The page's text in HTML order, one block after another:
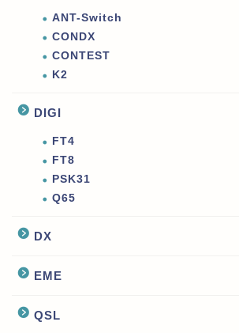
ANT-Switch
CONDX
CONTEST
K2
DIGI
FT4
FT8
PSK31
Q65
DX
EME
QSL